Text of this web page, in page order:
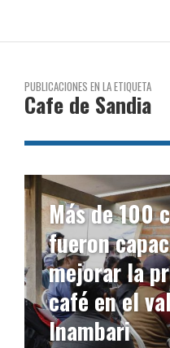
PUBLICACIONES EN LA ETIQUETA
Cafe de Sandia
Más de 100
fueron
mejorar la
café en el
Inambari